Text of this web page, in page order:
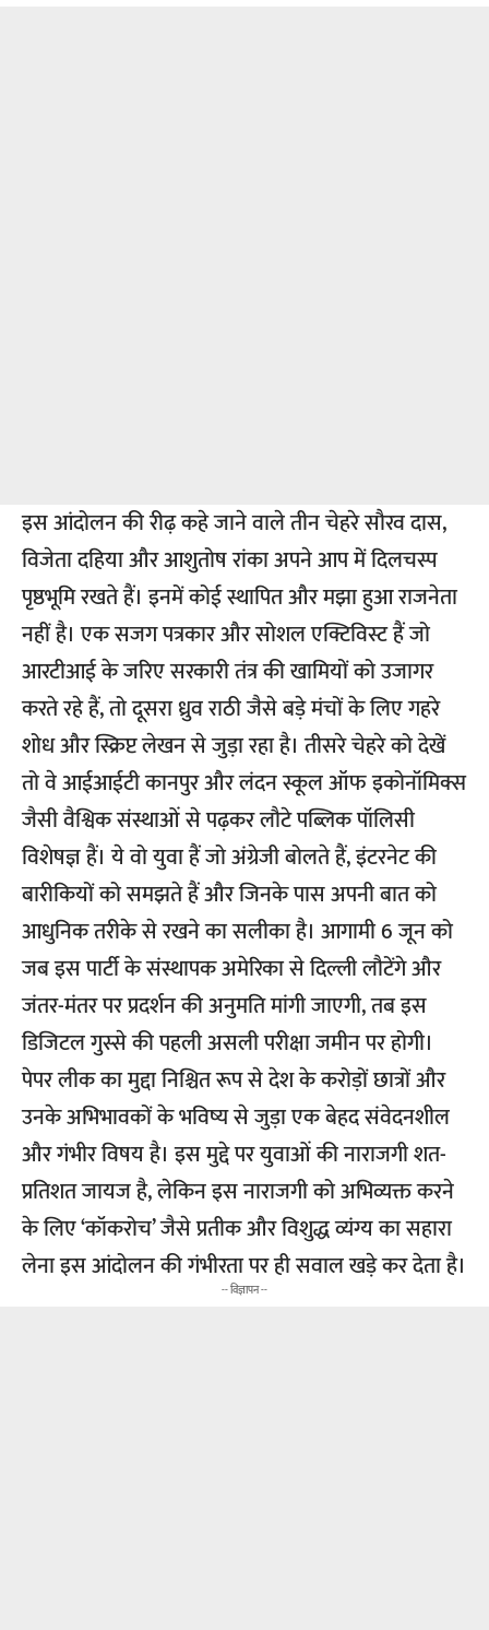
इस आंदोलन की रीढ़ कहे जाने वाले तीन चेहरे सौरव दास,
विजेता दहिया और आशुतोष रांका अपने आप में दिलचस्प
पृष्ठभूमि रखते हैं। इनमें कोई स्थापित और मझा हुआ राजनेता
नहीं है। एक सजग पत्रकार और सोशल एक्टिविस्ट हैं जो
आरटीआई के जरिए सरकारी तंत्र की खामियों को उजागर
करते रहे हैं, तो दूसरा ध्रुव राठी जैसे बड़े मंचों के लिए गहरे
शोध और स्क्रिप्ट लेखन से जुड़ा रहा है। तीसरे चेहरे को देखें
तो वे आईआईटी कानपुर और लंदन स्कूल ऑफ इकोनॉमिक्स
जैसी वैश्विक संस्थाओं से पढ़कर लौटे पब्लिक पॉलिसी
विशेषज्ञ हैं। ये वो युवा हैं जो अंग्रेजी बोलते हैं, इंटरनेट की
बारीकियों को समझते हैं और जिनके पास अपनी बात को
आधुनिक तरीके से रखने का सलीका है। आगामी 6 जून को
जब इस पार्टी के संस्थापक अमेरिका से दिल्ली लौटेंगे और
जंतर-मंतर पर प्रदर्शन की अनुमति मांगी जाएगी, तब इस
डिजिटल गुस्से की पहली असली परीक्षा जमीन पर होगी।
पेपर लीक का मुद्दा निश्चित रूप से देश के करोड़ों छात्रों और
उनके अभिभावकों के भविष्य से जुड़ा एक बेहद संवेदनशील
और गंभीर विषय है। इस मुद्दे पर युवाओं की नाराजगी शत-
प्रतिशत जायज है, लेकिन इस नाराजगी को अभिव्यक्त करने
के लिए ‘कॉकरोच’ जैसे प्रतीक और विशुद्ध व्यंग्य का सहारा
लेना इस आंदोलन की गंभीरता पर ही सवाल खड़े कर देता है।
-- विज्ञापन --